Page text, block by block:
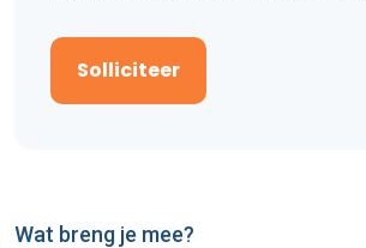
akkoord
met
statement
Wat breng je mee?